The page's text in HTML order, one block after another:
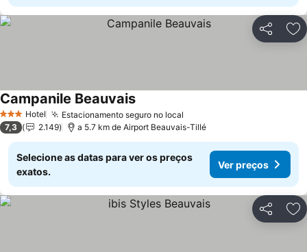
Partilhar
3 EstrelasHotel Estacionamento seguro no local
Campanile Beauvais
7,3 2.149 a 5.7 km de Airport Beauvais-Tillé
Selecione as datas para ver os preços
exatos.
Ver preços
Partilhar